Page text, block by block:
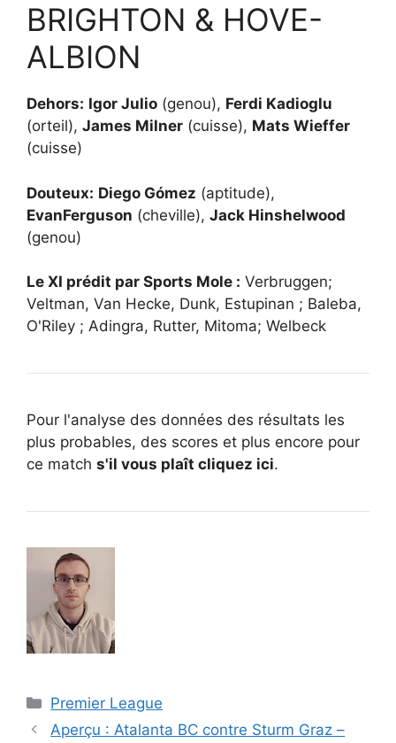
BRIGHTON & HOVE-
ALBION
Dehors: Igor Julio (genou), Ferdi Kadioglu
(orteil), James Milner (cuisse), Mats Wieffer
(cuisse)
Douteux: Diego Gómez (aptitude),
EvanFerguson (cheville), Jack Hinshelwood
(genou)
Le XI prédit par Sports Mole : Verbruggen;
Veltman, Van Hecke, Dunk, Estupinan ; Baleba,
O'Riley ; Adingra, Rutter, Mitoma; Welbeck
Pour l'analyse des données des résultats les
plus probables, des scores et plus encore pour
ce match s'il vous plaît cliquez ici.
Catégories
Premier League
Aperçu : Atalanta BC contre Sturm Graz –